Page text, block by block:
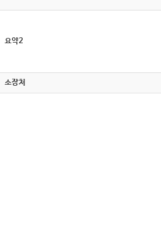
요약2
소장처